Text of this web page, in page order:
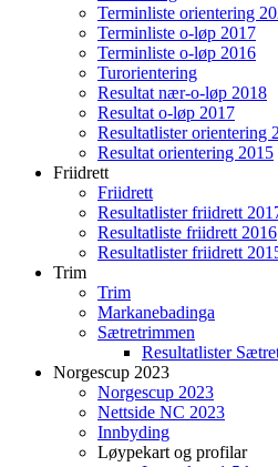
Terminliste orientering
Terminliste o-løp 2017
Terminliste o-løp 2016
Turorientering
Resultat nær-o-løp 2018
Resultat o-løp 2017
Resultatlister orientering
Resultat orientering 2015
Friidrett
Friidrett
Resultatlister friidrett
Resultatliste friidrett 2016
Resultatlister friidrett
Trim
Trim
Markanebadinga
Sætretrimmen
Resultatlister
Norgescup 2023
Norgescup 2023
Nettside NC 2023
Innbyding
Løypekart og profilar